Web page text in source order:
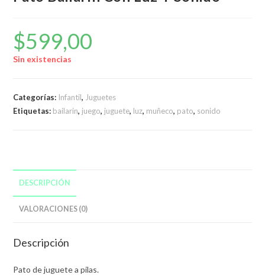
$599,00
Sin existencias
Categorías: Infantil, Juguetes
Etiquetas: bailarin, juego, juguete, luz, muñeco, pato, sonido
DESCRIPCIÓN
VALORACIONES (0)
Descripción
Pato de juguete a pilas.